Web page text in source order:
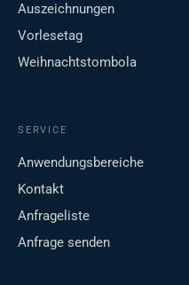
Auszeichnungen
Vorlesetag
Weihnachtstombola
SERVICE
Anwendungsbereiche
Kontakt
Anfrageliste
Anfrage senden